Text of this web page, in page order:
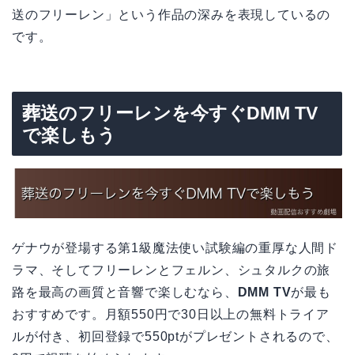
送のフリーレン」という作品の深みを表現しているの
です。
葬送のフリーレンを今すぐDMM TV
で楽しもう
ゲナウが登場する第1級魔法使い試験編の重厚な人間ド
ラマ、そしてフリーレンとフェルン、シュタルクの旅
路を最高の画質と音響で楽しむなら、
DMM TVが最も
おすすめです。月額550円で30日以上の無料トライア
ルが付き、初回登録で550ptがプレゼントされるので、